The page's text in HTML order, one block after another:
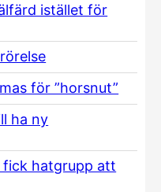
istället för
för ”horsnut”
ha ny
fick hatgrupp att